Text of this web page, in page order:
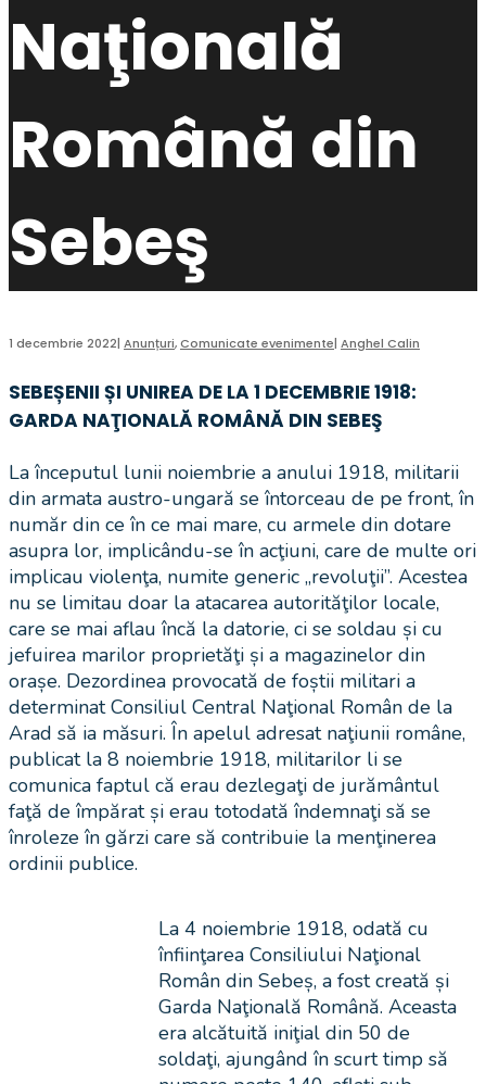
Naţională
Română din
Sebeş
1 decembrie 2022| Anunțuri,Comunicate evenimente| Anghel Calin
SEBEȘENII ȘI UNIREA DE LA 1 DECEMBRIE 1918:
GARDA NAŢIONALĂ ROMÂNĂ DIN SEBEŞ
La începutul lunii noiembrie a anului 1918, militarii
din armata austro-ungară se întorceau de pe front, în
număr din ce în ce mai mare, cu armele din dotare
asupra lor, implicându-se în acţiuni, care de multe ori
implicau violenţa, numite generic „revoluţii”. Acestea
nu se limitau doar la atacarea autorităţilor locale,
care se mai aflau încă la datorie, ci se soldau și cu
jefuirea marilor proprietăţi și a magazinelor din
orașe. Dezordinea provocată de foștii militari a
determinat Consiliul Central Naţional Român de la
Arad să ia măsuri. În apelul adresat naţiunii române,
publicat la 8 noiembrie 1918, militarilor li se
comunica faptul că erau dezlegaţi de jurământul
faţă de împărat și erau totodată îndemnaţi să se
înroleze în gărzi care să contribuie la menţinerea
ordinii publice.
La 4 noiembrie 1918, odată cu
înfiinţarea Consiliului Naţional
Român din Sebeș, a fost creată și
Garda Naţională Română. Aceasta
era alcătuită iniţial din 50 de
soldaţi, ajungând în scurt timp să